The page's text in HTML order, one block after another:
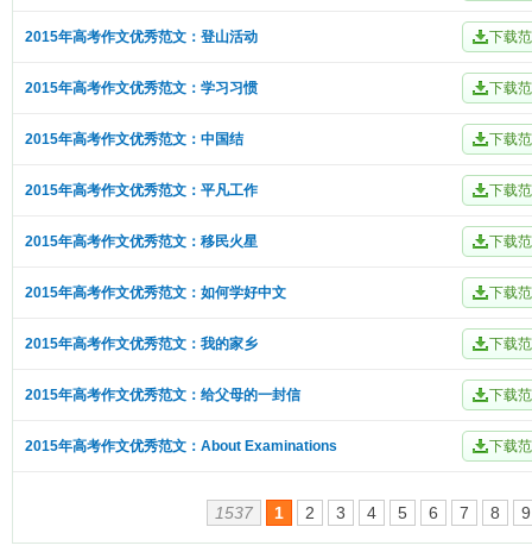
2015年高考作文优秀范文：登山活动
2015年高考作文优秀范文：学习习惯
2015年高考作文优秀范文：中国结
2015年高考作文优秀范文：平凡工作
2015年高考作文优秀范文：移民火星
2015年高考作文优秀范文：如何学好中文
2015年高考作文优秀范文：我的家乡
2015年高考作文优秀范文：给父母的一封信
2015年高考作文优秀范文：About Examinations
1537 1 2 3 4 5 6 7 8 9